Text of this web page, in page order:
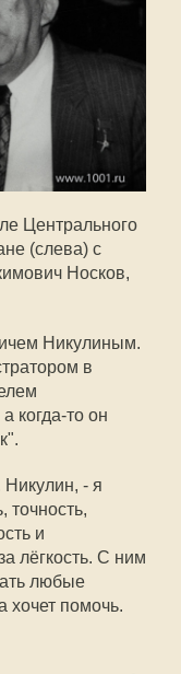
Центрального
(слева) с
Носков,
Никулиным.
в
когда-то он
- я
точность,
и
лёгкость. С ним
любые
хочет помочь.